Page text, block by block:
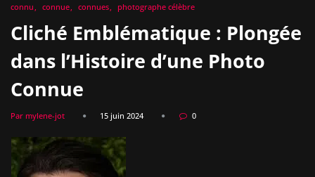
connu connue connues photographe célèbre
Cliché Emblématique : Plongée
dans l’Histoire d’une Photo
Connue
Par mylene-jot 15 juin 2024 0